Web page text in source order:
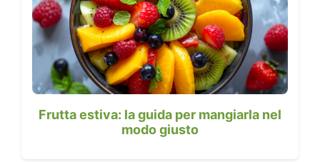
Frutta estiva: la guida per mangiarla nel
modo giusto